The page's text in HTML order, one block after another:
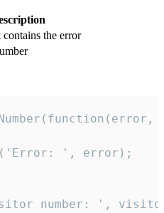
contains the error
', error);
number: ',